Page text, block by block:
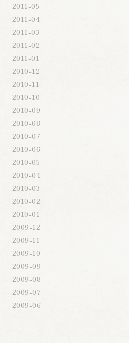
2011-05
2011-04
2011-03
2011-02
2011-01
2010-12
2010-11
2010-10
2010-09
2010-08
2010-07
2010-06
2010-05
2010-04
2010-03
2010-02
2010-01
2009-12
2009-11
2009-10
2009-09
2009-08
2009-07
2009-06